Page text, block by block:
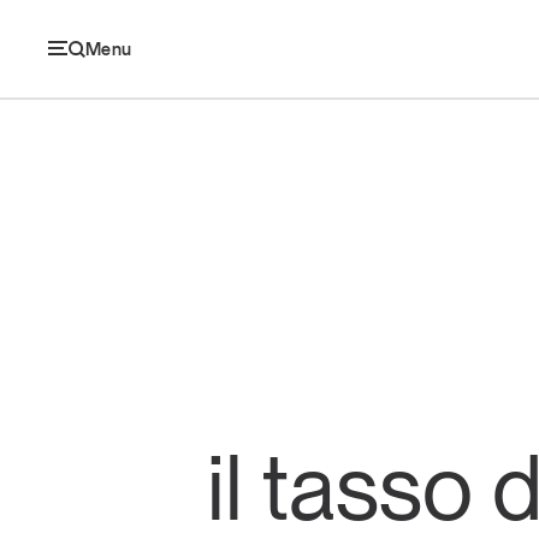
Menu
Retail e brand
Sostenibilitàil tasso